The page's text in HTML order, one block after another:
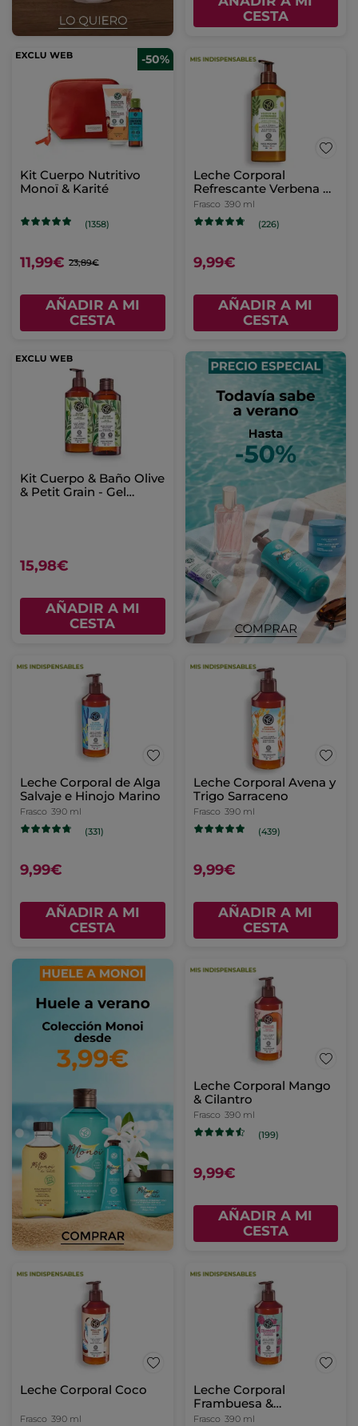
CESTA
-50%
Kit Cuerpo Nutritivo
Monoï & Karité
(1358)
11,99€ 23,89€
AÑADIR A MI
CESTA
Leche Corporal
Refrescante Verbena de
Limón y Flor De
Camomila
Frasco 390 ml
(226)
9,99€
AÑADIR A MI
CESTA
Kit Cuerpo & Baño Olive
& Petit Grain - Gel
15,98€
AÑADIR A MI
CESTA
Leche Corporal de Alga
Salvaje e Hinojo Marino
Frasco 390 ml
(331)
9,99€
AÑADIR A MI
CESTA
Leche Corporal Avena y
Trigo Sarraceno
Frasco 390 ml
(439)
9,99€
AÑADIR A MI
CESTA
Leche Corporal Mango
& Cilantro
Frasco 390 ml
(199)
9,99€
AÑADIR A MI
CESTA
Leche Corporal Coco
Frasco 390 ml
Leche Corporal
Frambuesa &
Hierbabuena
Frasco 390 ml